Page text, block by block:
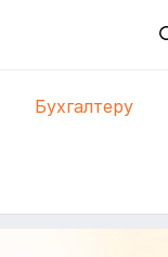
Бухгалтеру